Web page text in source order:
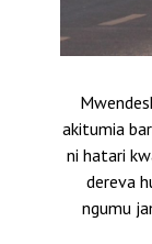
akitumia
ni hatari
dereva
ngumu